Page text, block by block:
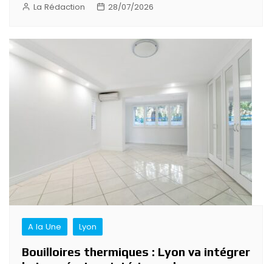
La Rédaction 28/07/2026
A la Une Lyon
Bouilloires thermiques : Lyon va intégrer